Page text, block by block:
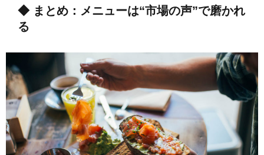
◆ まとめ：メニューは“市場の声”で磨かれ
る